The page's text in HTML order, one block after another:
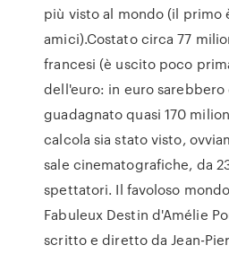
più visto al mondo (il primo
amici).Costato circa 77
francesi (è uscito poco
dell'euro: in euro sarebbero
guadagnato quasi 170
calcola sia stato visto,
sale cinematografiche, da
spettatori. Il favoloso
Fabuleux Destin d'Amélie
scritto e diretto da Jean-